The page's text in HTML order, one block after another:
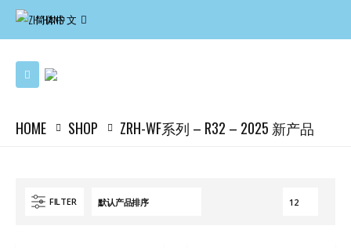
简体中文
HOME SHOP ZRH-WF系列 – R32 – 2025 新产品
FILTER